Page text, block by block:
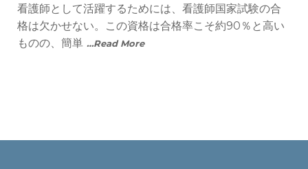
看護師として活躍するためには、看護師国家試験の合
格は欠かせない。この資格は合格率こそ約90％と高い
ものの、簡単 …Read More